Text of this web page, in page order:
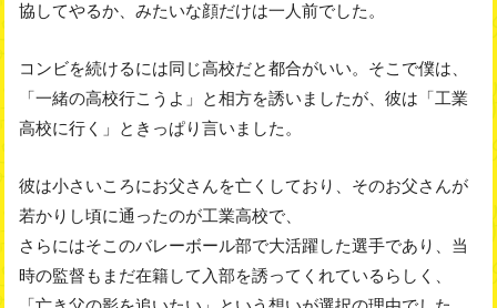
協してやるか、みたいな顔だけは一人前でした。
コンビを続けるには同じ高校だと都合がいい。そこで僕は、
「一緒の高校行こうよ」と相方を誘いましたが、彼は「工業
高校に行く」ときっぱり言いました。
彼は小さいころにお父さんを亡くしており、そのお父さんが
若かりし頃に通ったのが工業高校で、
さらにはそこのバレーボール部で大活躍した選手であり、当
時の監督もまだ在籍して入部を誘ってくれているらしく、